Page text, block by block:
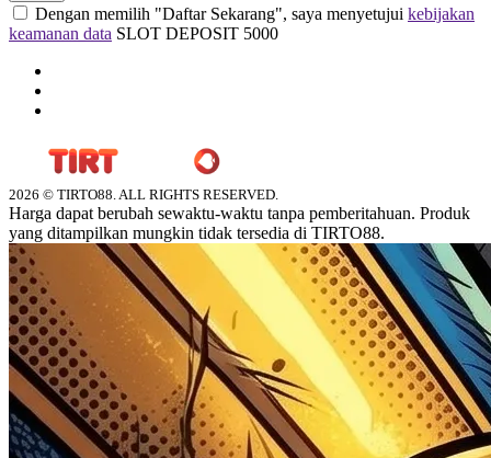
Dengan memilih "Daftar Sekarang", saya menyetujui kebijakan
keamanan data SLOT DEPOSIT 5000
2026 © TIRTO88. ALL RIGHTS RESERVED.
Harga dapat berubah sewaktu-waktu tanpa pemberitahuan. Produk
yang ditampilkan mungkin tidak tersedia di TIRTO88.